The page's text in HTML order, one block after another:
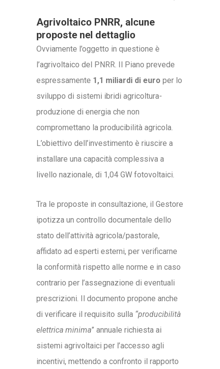
Agrivoltaico PNRR, alcune
proposte nel dettaglio
Ovviamente l’oggetto in questione è
l’agrivoltaico del PNRR. Il Piano prevede
espressamente 1,1 miliardi di euro per lo
sviluppo di sistemi ibridi agricoltura-
produzione di energia che non
compromettano la producibilità agricola.
L’obiettivo dell’investimento è riuscire a
installare una capacità complessiva a
livello nazionale, di 1,04 GW fotovoltaici.
Tra le proposte in consultazione, il Gestore
ipotizza un controllo documentale dello
stato dell’attività agricola/pastorale,
affidato ad esperti esterni, per verificarne
la conformità rispetto alle norme e in caso
contrario per l’assegnazione di eventuali
prescrizioni. Il documento propone anche
di verificare il requisito sulla “producibilità
elettrica minima” annuale richiesta ai
sistemi agrivoltaici per l’accesso agli
incentivi, mettendo a confronto il rapporto